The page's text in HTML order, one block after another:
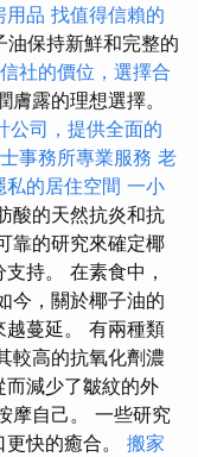
用品 找值得信賴的
保持新鮮和完整的
社的價位，選擇合
露的理想選擇。
公司，提供全面的
事務所專業服務 老
私的居住空間 一小
酸的天然抗炎和抗
靠的研究來確定椰
持。 在素食中，
今，關於椰子油的
越蔓延。 有兩種類
較高的抗氧化劑濃
而減少了皺紋的外
摩自己。 一些研究
快的癒合。 搬家